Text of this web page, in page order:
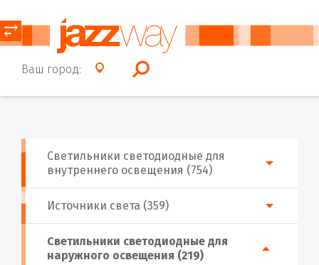
Ваш город:
⥂
Источники света (359)
Светильники светодиодные для
внутреннего освещения (754)
Светильники светодиодные для
наружного освещения (219)